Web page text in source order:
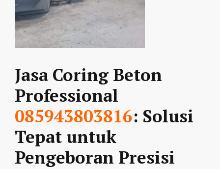
Jasa Coring Beton
Professional
085943803816: Solusi
Tepat untuk
Pengeboran Presisi